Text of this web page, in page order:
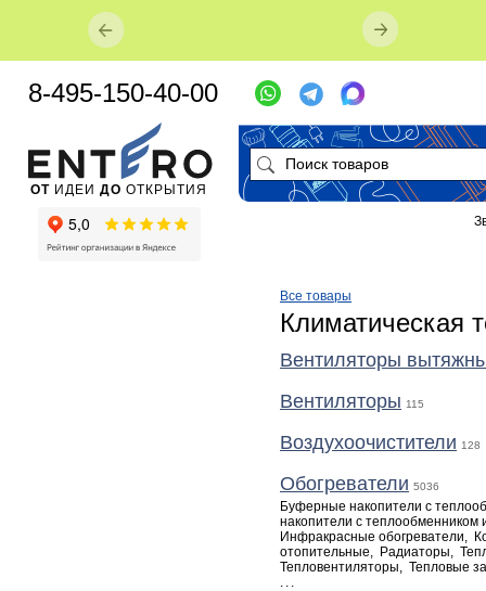
Все товары
Климатическая
Вентиляторы
Вентиляторы 115
Воздухоочистители 128
Обогреватели 5036
Буферные накопители с
накопители с теплообменником
Инфракрасные обогреватели,
отопительные, Радиаторы,
Тепловентиляторы, Тепловые
...
ОТ ИДЕИ ДО ОТКРЫТИЯ
8-495-150-40-00